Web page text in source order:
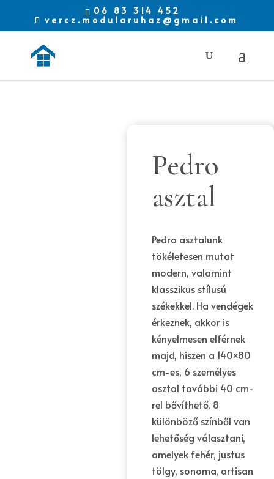
06 83 314 452
vercz.modularuhaz@gmail.com
Pedro
asztal
Pedro asztalunk
tökéletesen mutat
modern, valamint
klasszikus stílusú
székekkel. Ha vendégek
érkeznek, akkor is
kényelmesen elférnek
majd, hiszen a 140×80
cm-es, 6 személyes
asztal további 40 cm-
rel bővíthető. 8
különböző színből van
lehetőség választani,
amelyek fehér, justus
tölgy, sonoma, artisan